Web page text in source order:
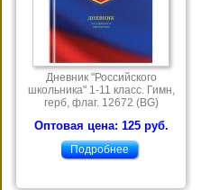
Дневник "Российского
школьника" 1-11 класс. Гимн,
герб, флаг. 12672 (BG)
Оптовая цена: 125 руб.
Подробнее